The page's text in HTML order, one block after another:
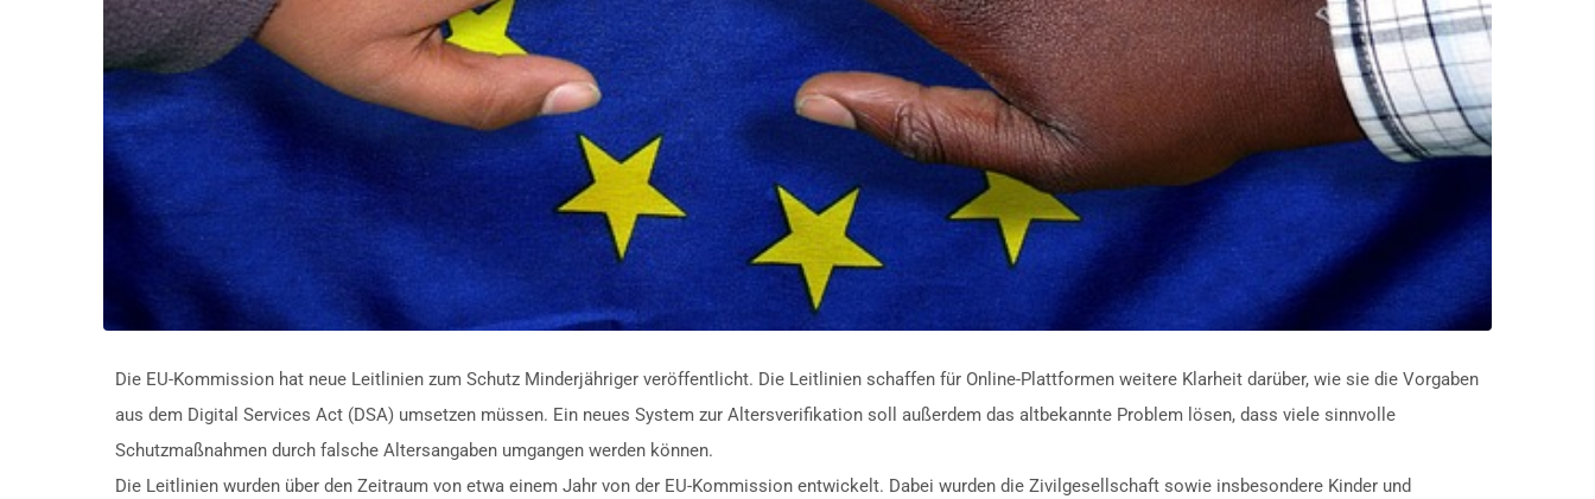
Die EU-Kommission hat neue Leitlinien zum Schutz Minderjähriger veröffentlicht. Die Leitlinien schaffen für Online-Plattformen weitere Klarheit darüber, wie sie die Vorgaben
aus dem Digital Services Act (DSA) umsetzen müssen. Ein neues System zur Altersverifikation soll außerdem das altbekannte Problem lösen, dass viele sinnvolle
Schutzmaßnahmen durch falsche Altersangaben umgangen werden können.
Die Leitlinien wurden über den Zeitraum von etwa einem Jahr von der EU-Kommission entwickelt. Dabei wurden die Zivilgesellschaft sowie insbesondere Kinder und